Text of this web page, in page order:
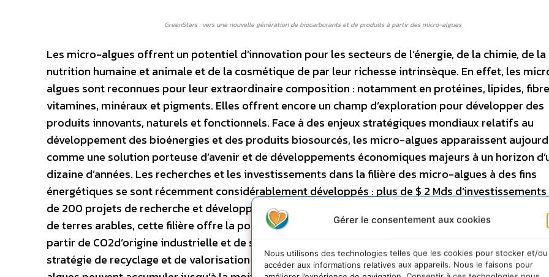
Gérer le consentement aux cookies
Nous utilisons des technologies telles que les cookies pour stocker et/ou
accéder aux informations relatives aux appareils. Nous le faisons pour
GreenStars : vers une nouvelle génération de biocarburants et de produits à partir des micro-algues
Les micro-algues offrent un potentiel d’innovation pour les secteurs de l’énergie, de la chimie, de la
nutrition humaine et animale et de la cosmétique de par leur richesse intrinsèque. En effet, les
algues sont reconnues pour leur extraordinaire composition : notamment en protéines, lipides,
vitamines, minéraux et pigments. Elles offrent encore un champ d’exploration pour développer des
produits innovants, naturels et fonctionnels. Face à des enjeux stratégiques mondiaux relatifs au
développement des bioénergies et des produits biosourcés, les micro-algues apparaissent
comme une solution porteuse d’avenir et de développements économiques majeurs à un horizon
dizaine d’années. Les recherches et les investissements dans la filière des micro-algues à des fins
énergétiques se sont récemment considérablement développés : plus de $ 2 Mds
de 200 projets de recherche et développement ont été recensés, en majorité aux Etats-Unis. Sans
de terres arables, cette filière offre la possibilité de produire des biocarburants de troisième
partir de CO2d’origine industrielle et de substrats issus d’eaux recyclées. Elle s’inscrit ainsi dans une
stratégie de recyclage et de valorisation des rejets issus de l’activité humaine. Par ailleurs, les micro-